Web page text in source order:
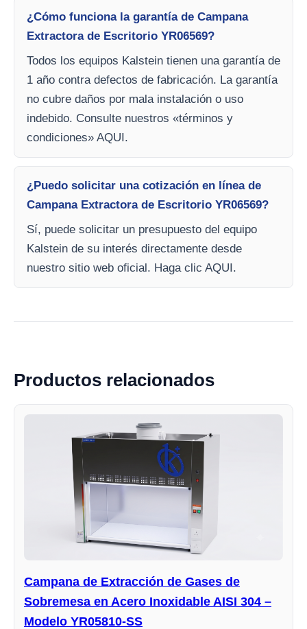
¿Cómo funciona la garantía de Campana
Extractora de Escritorio YR06569?
Todos los equipos Kalstein tienen una garantía de
1 año contra defectos de fabricación. La garantía
no cubre daños por mala instalación o uso
indebido. Consulte nuestros «términos y
condiciones» AQUI.
¿Puedo solicitar una cotización en línea de
Campana Extractora de Escritorio YR06569?
Sí, puede solicitar un presupuesto del equipo
Kalstein de su interés directamente desde
nuestro sitio web oficial. Haga clic AQUI.
Productos relacionados
Campana de Extracción de Gases de
Sobremesa en Acero Inoxidable AISI 304 –
Modelo YR05810-SS